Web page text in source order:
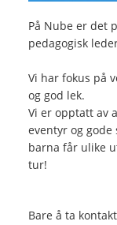
På Nube er det
pedagogisk
Vi har fokus på
og god lek.
Vi er opptatt av
eventyr og
barna får ulike
tur!
Bare å ta